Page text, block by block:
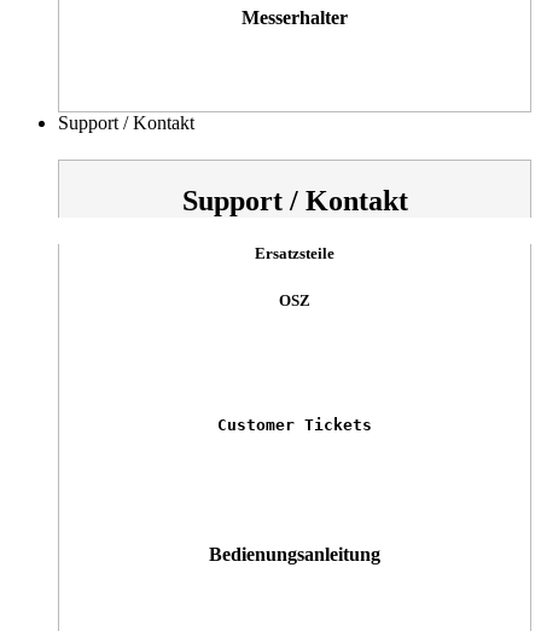
Messerhalter
Support / Kontakt
Support / Kontakt
Ersatzsteile
OSZ
Customer Tickets
Bedienungsanleitung